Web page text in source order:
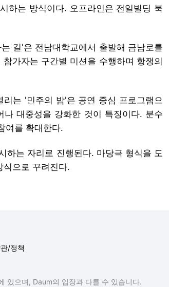
하는 방식이다. 오프라인은 전일빌딩 북
길'은 전남대학교에서 출발해 금남로를
가자는 구간별 미션을 수행하며 항쟁의
는 '민주의 밤'은 공연 중심 프로그램으
대중성을 강화한 것이 특징이다. 분수
여를 확대한다.
하는 자리로 진행된다. 마당극 형식을 도
식으로 꾸려진다.
/정책
있으며, Daum의 입장과 다를 수 있습니다.